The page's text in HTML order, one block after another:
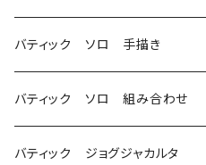
バティック ソロ 手描き
バティック ソロ 組み合わせ
バティック ジョグジャカルタ